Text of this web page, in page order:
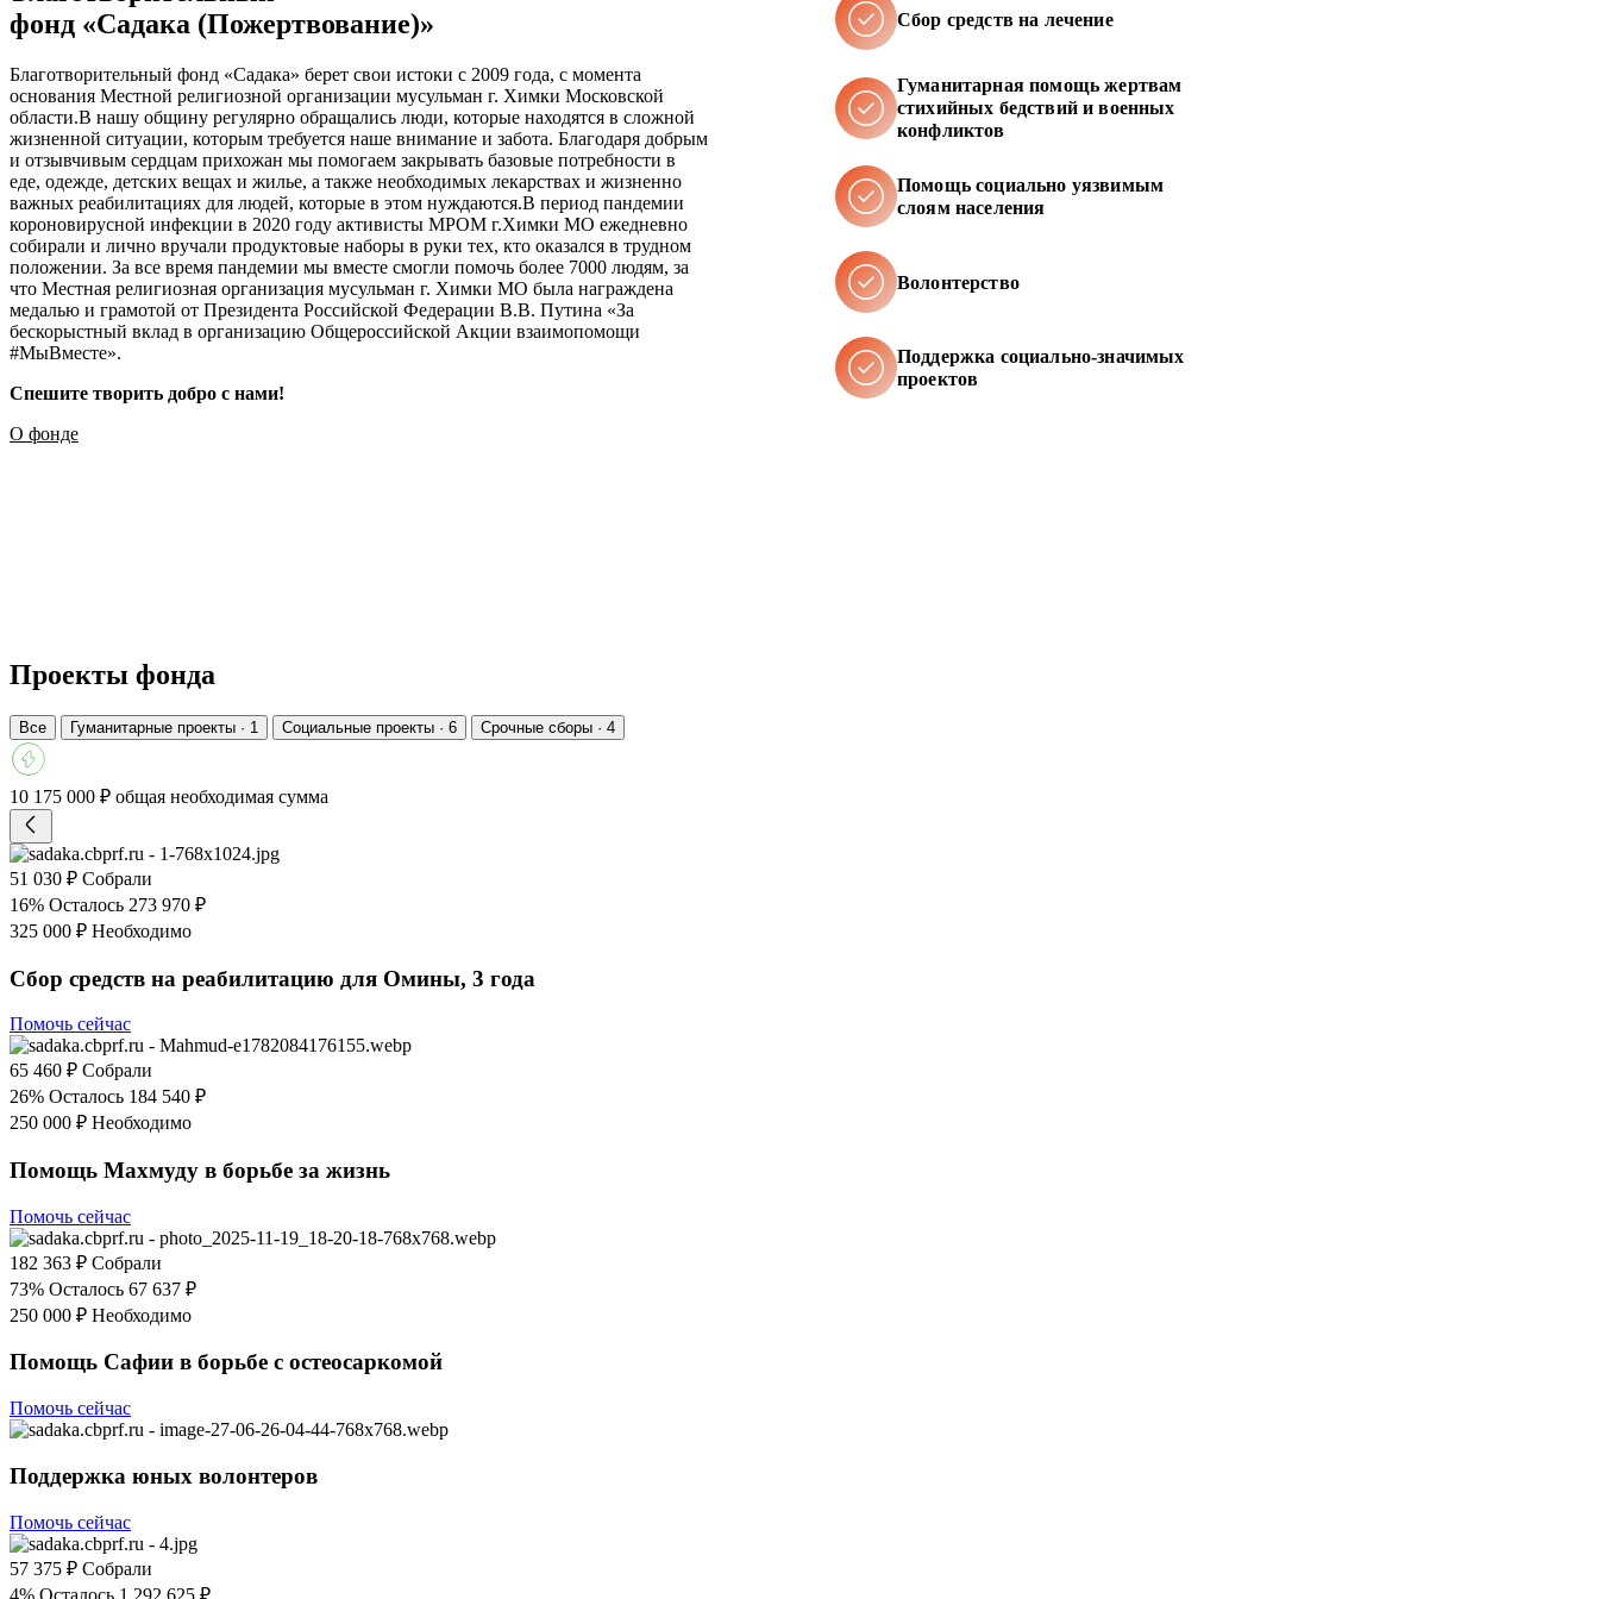
фонд «Садака (Пожертвование)»
Благотворительный фонд «Садака» берет свои истоки с 2009 года, с момента
основания Местной религиозной организации мусульман г. Химки Московской
области.В нашу общину регулярно обращались люди, которые находятся в сложной
жизненной ситуации, которым требуется наше внимание и забота. Благодаря добрым
и отзывчивым сердцам прихожан мы помогаем закрывать базовые потребности в
еде, одежде, детских вещах и жилье, а также необходимых лекарствах и жизненно
важных реабилитациях для людей, которые в этом нуждаются.В период пандемии
короновирусной инфекции в 2020 году активисты МРОМ г.Химки МО ежедневно
собирали и лично вручали продуктовые наборы в руки тех, кто оказался в трудном
положении. За все время пандемии мы вместе смогли помочь более 7000 людям, за
что Местная религиозная организация мусульман г. Химки МО была награждена
медалью и грамотой от Президента Российской Федерации В.В. Путина «За
бескорыстный вклад в организацию Общероссийской Акции взаимопомощи
#МыВместе».
Спешите творить добро с нами!
О фонде
Cбор средств на лечение
Гуманитарная помощь жертвам
стихийных бедствий и военных
конфликтов
Помощь социально уязвимым
слоям населения
Волонтерство
Поддержка социально-значимых
проектов
Проекты фонда
Все Гуманитарные проекты · 1 Социальные проекты · 6 Срочные сборы · 4
10 175 000 ₽ общая необходимая сумма
51 030 ₽ Собрали
16% Осталось 273 970 ₽
325 000 ₽ Необходимо
Сбор средств на реабилитацию для Омины, 3 года
Помочь сейчас
65 460 ₽ Собрали
26% Осталось 184 540 ₽
250 000 ₽ Необходимо
Помощь Махмуду в борьбе за жизнь
Помочь сейчас
182 363 ₽ Собрали
73% Осталось 67 637 ₽
250 000 ₽ Необходимо
Помощь Сафии в борьбе с остеосаркомой
Помочь сейчас
Поддержка юных волонтеров
Помочь сейчас
57 375 ₽ Собрали
4% Осталось 1 292 625 ₽